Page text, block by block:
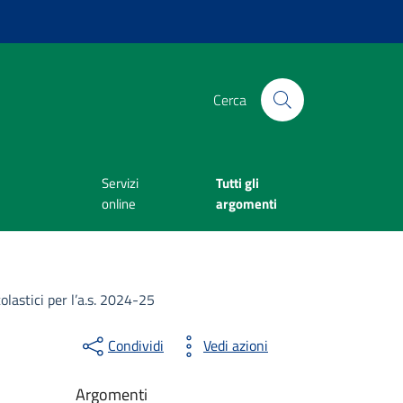
Cerca
Servizi
online
Tutti gli
argomenti
per l’a.s. 2024-25
Condividi Vedi azioni
Argomenti